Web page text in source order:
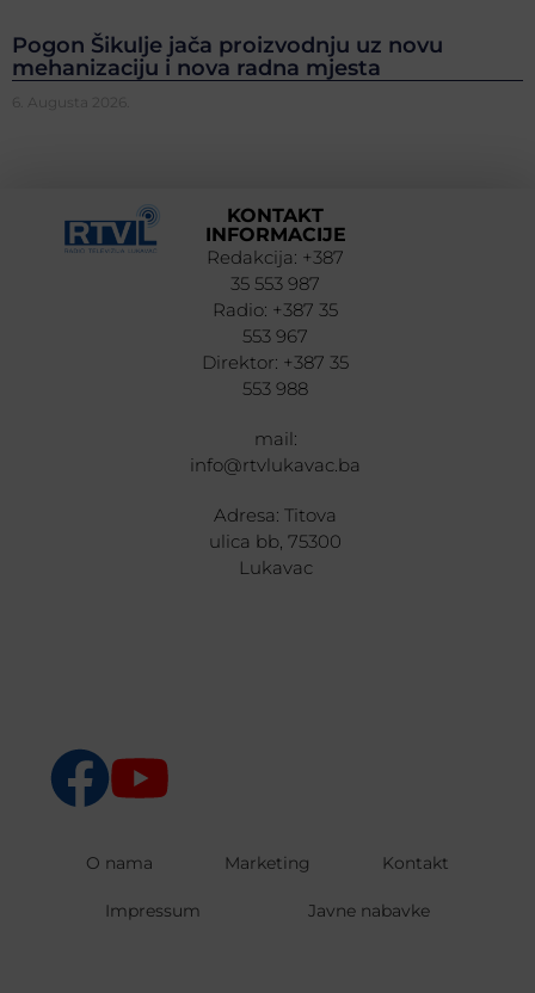
Pogon Šikulje jača proizvodnju uz novu
mehanizaciju i nova radna mjesta
6. Augusta 2026.
KONTAKT
INFORMACIJE
Redakcija: +387
35 553 987
Radio: +387 35
553 967
Direktor: +387 35
553 988
mail:
info@rtvlukavac.ba
Adresa: Titova
ulica bb, 75300
Lukavac
O nama Marketing Kontakt
Impressum Javne nabavke